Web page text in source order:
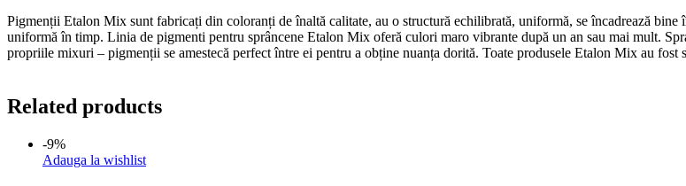
Pigmenții Etalon Mix sunt fabricați din coloranți de înaltă calitate, au o structură echilibrată, uniformă, se încadrează
uniformă în timp. Linia de pigmenti pentru sprâncene Etalon Mix oferă culori maro vibrante după un an sau mai mult.
propriile mixuri – pigmenții se amestecă perfect între ei pentru a obține nuanța dorită. Toate produsele Etalon Mix au fost
Related products
-9%
Adauga la wishlist